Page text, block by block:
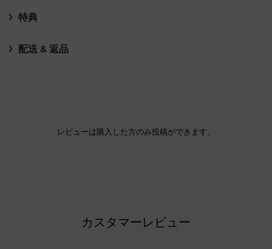
特典
配送 & 返品
レビューは購入した方のみ投稿ができます。
カスタマーレビュー